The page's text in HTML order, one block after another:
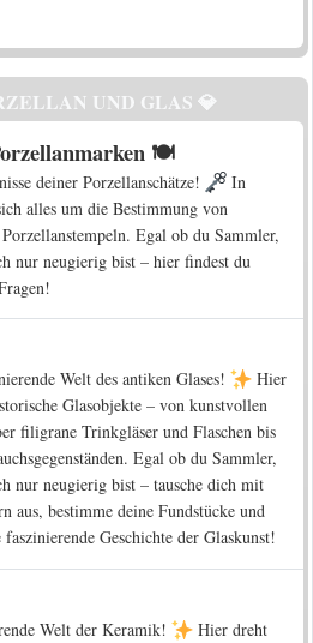
UND GLAS 💎
🍽️
deiner Porzellanschätze!
In
alles um die Bestimmung von
Egal ob du Sammler,
nur neugierig bist – hier findest du
Welt des antiken Glases!
Hier
Glasobjekte – von kunstvollen
filigrane Trinkgläser und Flaschen bis
Egal ob du Sammler,
nur neugierig bist – tausche dich mit
aus, bestimme deine Fundstücke und
Geschichte der Glaskunst!
Welt der Keramik!
Hier dreht